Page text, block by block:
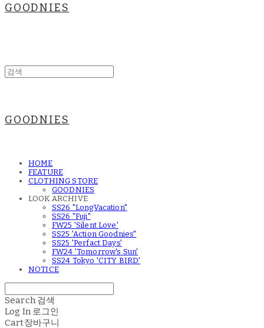
GOODNIES
GOODNIES
HOME
FEATURE
CLOTHING STORE
GOODNIES
LOOK ARCHIVE
SS26 "LongVacation"
SS26 "Fuji"
FW25 'Silent Love'
SS25 'Action Goodnies"
SS25 'Perfact Days'
FW24 'Tomorrow's Sun'
SS24 Tokyo 'CITY BIRD'
NOTICE
Search 검색
Log In 로그인
Cart장바구니